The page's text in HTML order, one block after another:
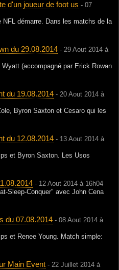
d'un joueur de foot us - 07
démarre. Dans les matchs de la
du 29.08.2014 - 29 Aout 2014 à
(accompagné par Erick Rowan
du 19.08.2014 - 20 Aout 2014 à
Byron Saxton et Cesaro qui les
du 12.08.2014 - 13 Aout 2014 à
et Byron Saxton. Les Usos
- 12 Aout 2014 à 16h04
Sleep-Conquer" avec John Cena
du 07.08.2014 - 08 Aout 2014 à
et Renee Young. Match simple:
Main Event - 22 Juillet 2014 à